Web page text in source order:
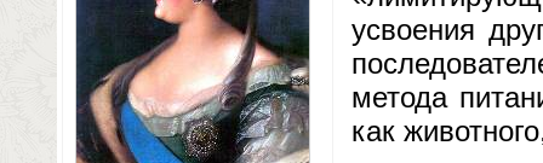
усвоения
метода
как